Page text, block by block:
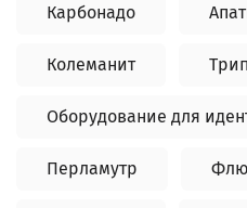
Карбонадо
Колеманит
Оборудование для
Перламутр